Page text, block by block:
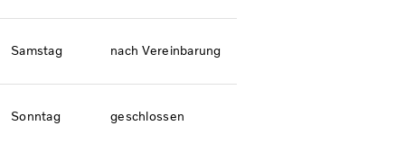
Samstag nach Vereinbarung
Sonntag geschlossen